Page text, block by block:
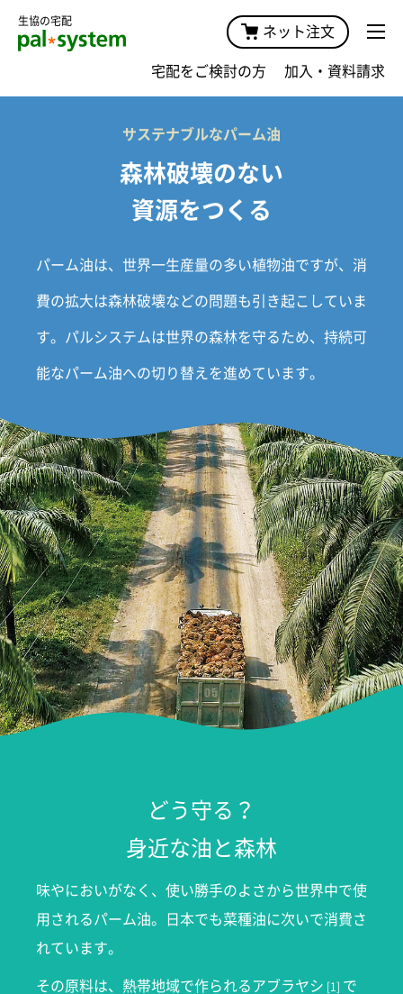
生協の宅配
ネット注文
宅配をご検討の方 加入・資料請求
サステナブルなパーム油
森林破壊のない
資源をつくる
パーム油は、世界一生産量の多い植物油ですが、消
費の拡大は森林破壊などの問題も引き起こしていま
す。パルシステムは世界の森林を守るため、持続可
能なパーム油への切り替えを進めています。
どう守る？
身近な油と森林
味やにおいがなく、使い勝手のよさから世界中で使
用されるパーム油。日本でも菜種油に次いで消費さ
れています。
その原料は、熱帯地域で作られるアブラヤシ [1] で